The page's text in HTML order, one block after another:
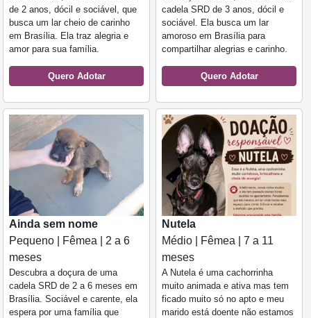
de 2 anos, dócil e sociável, que
busca um lar cheio de carinho
em Brasília. Ela traz alegria e
amor para sua família.
Quero Adotar
cadela SRD de 3 anos, dócil e
sociável. Ela busca um lar
amoroso em Brasília para
compartilhar alegrias e carinho.
Quero Adotar
Ainda sem nome
Pequeno | Fêmea | 2 a 6
meses
Descubra a doçura de uma
cadela SRD de 2 a 6 meses em
Brasília. Sociável e carente, ela
espera por uma família que
Nutela
Médio | Fêmea | 7 a 11
meses
A Nutela é uma cachorrinha
muito animada e ativa mas tem
ficado muito só no apto e meu
marido está doente não estamos